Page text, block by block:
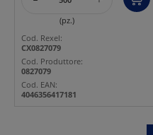
(pz.)
Cod. Rexel:
CX0827079
Cod. Produttore:
0827079
Cod. EAN:
4046356417181